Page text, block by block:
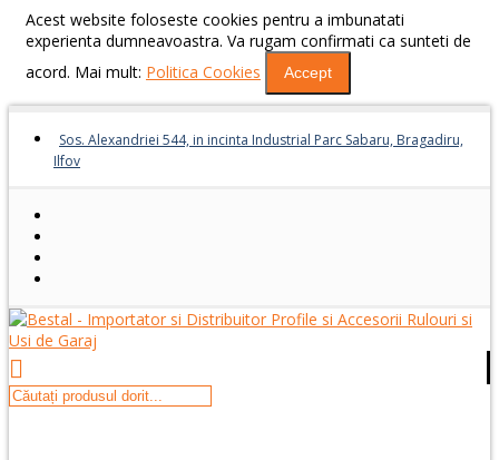
Acest website foloseste cookies pentru a imbunatati
experienta dumneavoastra. Va rugam confirmati ca sunteti de
acord. Mai mult: Politica Cookies Accept
Sos. Alexandriei 544, in incinta Industrial Parc Sabaru, Bragadiru,
Ilfov